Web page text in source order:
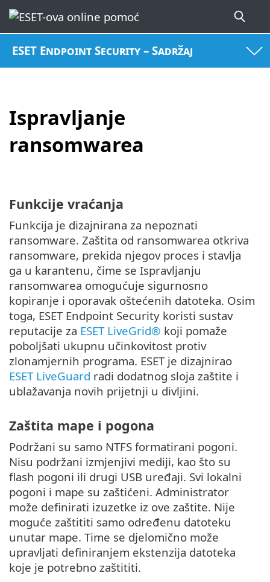
ESET Endpoint Security – Sadržaj
Ispravljanje
ransomwarea
Funkcije vraćanja
Funkcija je dizajnirana za nepoznati
ransomware. Zaštita od ransomwarea otkriva
ransomware, prekida njegov proces i stavlja
ga u karantenu, čime se Ispravljanju
ransomwarea omogućuje sigurnosno
kopiranje i oporavak oštećenih datoteka. Osim
toga, ESET Endpoint Security koristi sustav
reputacije za ESET LiveGrid® koji pomaže
poboljšati ukupnu učinkovitost protiv
zlonamjernih programa. ESET je dizajnirao
ESET LiveGuard radi dodatnog sloja zaštite i
ublažavanja novih prijetnji u divljini.
Zaštita mape i pogona
Podržani su samo NTFS formatirani pogoni.
Nisu podržani izmjenjivi mediji, kao što su
flash pogoni ili drugi USB uređaji. Svi lokalni
pogoni i mape su zaštićeni. Administrator
može definirati izuzetke iz ove zaštite. Nije
moguće zaštititi samo određenu datoteku
unutar mape. Time se djelomično može
upravljati definiranjem ekstenzija datoteka
koje je potrebno zaštititi.